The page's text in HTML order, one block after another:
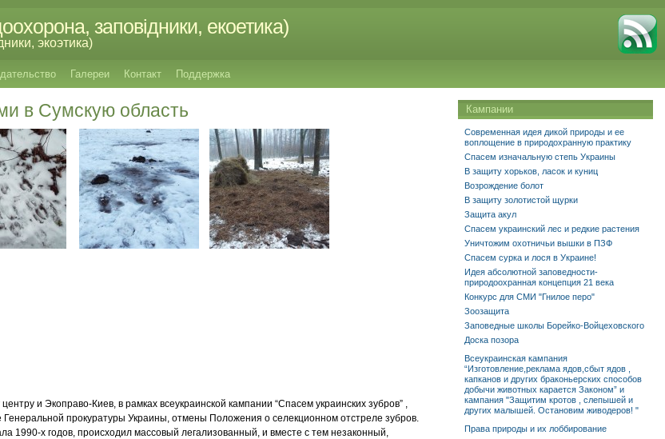
заповідники, екоетика)
экоэтика)
Галереи Контакт Поддержка
в Сумскую область
центру и Экоправо-Киев, в рамках всеукраинской кампании “Спасем украинских зубров” ,
Генеральной прокуратуры Украины, отмены Положения о селекционном отстреле зубров.
1990-х годов, происходил массовый легализованный, и вместе с тем незаконный,
Кампании
Современная идея дикой природы и ее
воплощение в природохранную практику
Спасем изначальную степь Украины
В защиту хорьков, ласок и куниц
Возрождение болот
В защиту золотистой щурки
Защита акул
Спасем украинский лес и редкие растения
Уничтожим охотничьи вышки в ПЗФ
Спасем сурка и лося в Украине!
Идея абсолютной заповедности-
природоохранная концепция 21 века
Конкурс для СМИ "Гнилое перо"
Зоозащита
Заповедные школы Борейко-Войцеховского
Доска позора
Всеукраинская кампания
“Изготовление,реклама ядов,сбыт ядов ,
капканов и других браконьерских способов
добычи животных карается Законом” и
кампания "Защитим кротов , слепышей и
других малышей. Остановим живодеров! "
Права природы и их лоббирование